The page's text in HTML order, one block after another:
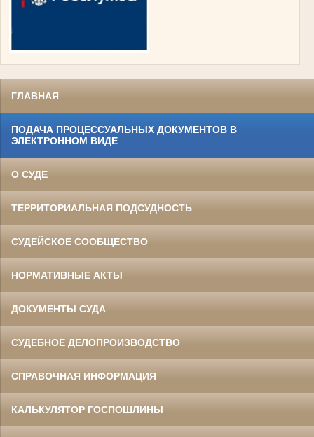
ГЛАВНАЯ
ПОДАЧА ПРОЦЕССУАЛЬНЫХ ДОКУМЕНТОВ В
ЭЛЕКТРОННОМ ВИДЕ
О СУДЕ
ТЕРРИТОРИАЛЬНАЯ ПОДСУДНОСТЬ
СУДЕЙСКОЕ СООБЩЕСТВО
НОРМАТИВНЫЕ АКТЫ
ДОКУМЕНТЫ СУДА
СУДЕБНОЕ ДЕЛОПРОИЗВОДСТВО
СПРАВОЧНАЯ ИНФОРМАЦИЯ
КАЛЬКУЛЯТОР ГОСПОШЛИНЫ